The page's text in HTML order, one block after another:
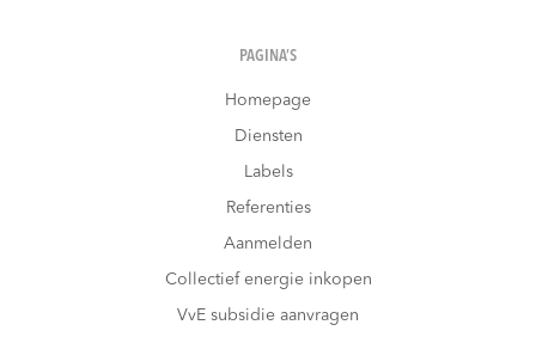
PAGINA’S
Homepage
Diensten
Labels
Referenties
Aanmelden
Collectief energie inkopen
VvE subsidie aanvragen